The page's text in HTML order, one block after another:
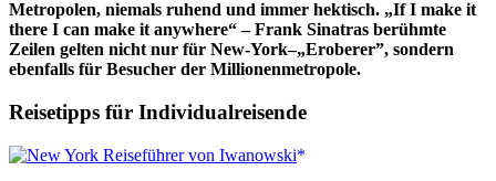
Metropolen, niemals ruhend und immer hektisch. „If I make it
there I can make it anywhere“ – Frank Sinatras berühmte
Zeilen gelten nicht nur für New-York–„Eroberer”, sondern
ebenfalls für Besucher der Millionenmetropole.
Reisetipps für Individualreisende